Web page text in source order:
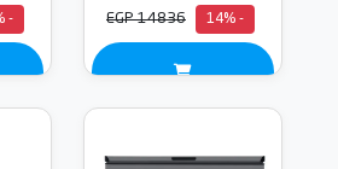
- 14%
EGP 14836
- 14%